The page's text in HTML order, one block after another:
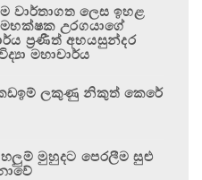
වාර්තාගත ලෙස ඉහළ
උරගයාගේ
ප්‍රණීත් අභයසුන්දර
මහාචාර්ය
කඩඉම් ලකුණු නිකුත් කෙරේ
මුහුදට පෙරලීම සුළු